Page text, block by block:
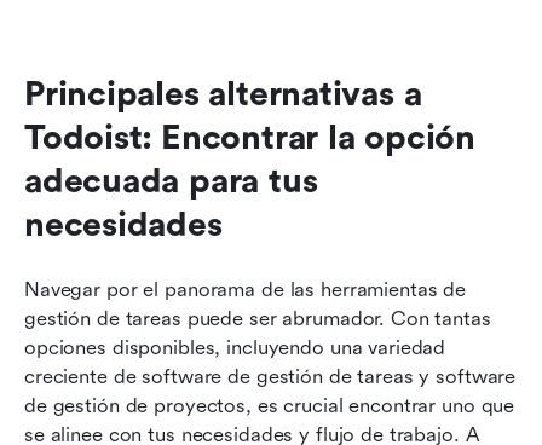
Principales alternativas a
Todoist: Encontrar la opción
adecuada para tus
necesidades
Navegar por el panorama de las herramientas de
gestión de tareas puede ser abrumador. Con tantas
opciones disponibles, incluyendo una variedad
creciente de software de gestión de tareas y software
de gestión de proyectos, es crucial encontrar uno que
se alinee con tus necesidades y flujo de trabajo. A